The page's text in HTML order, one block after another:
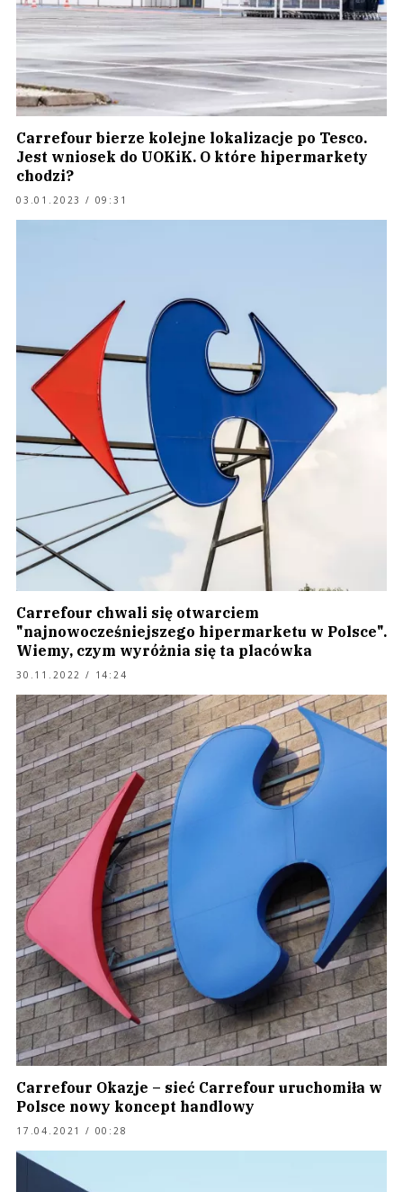
Carrefour bierze kolejne lokalizacje po Tesco.
Jest wniosek do UOKiK. O które hipermarkety
chodzi?
03.01.2023 / 09:31
Carrefour chwali się otwarciem
"najnowocześniejszego hipermarketu w Polsce".
Wiemy, czym wyróżnia się ta placówka
30.11.2022 / 14:24
Carrefour Okazje – sieć Carrefour uruchomiła w
Polsce nowy koncept handlowy
17.04.2021 / 00:28